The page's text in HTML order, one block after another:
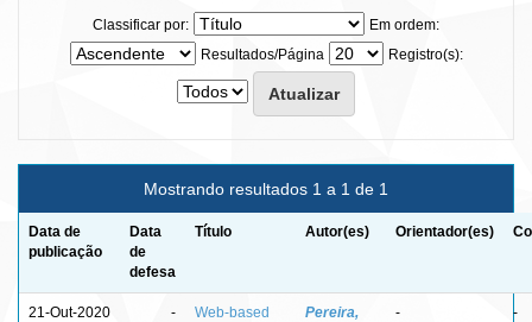
Classificar por:
Em ordem:
Resultados/Página
Registro(s):
Mostrando resultados 1 a 1 de 1
Data de
publicação
Data
de
defesa
Título Autor(es) Orientador(es)
21-Out-2020 -
Web-based
Pereira,
- -